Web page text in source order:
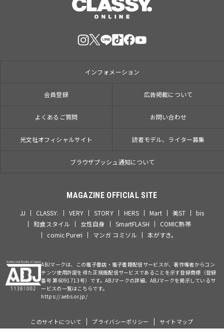
インフォメーション
会員登録 広告掲載について
よくあるご質問 お問い合わせ
光文社オフィシャルサイト 読者モデル、ライター募集
ブラウザプッシュ通知について
MAGAZINE OFFICIAL SITE
JJ CLASSY. VERY STORY HERS Mart 美ST
bis
和食スタイル
女性自身 SmartFLASH
COMIC熱帯
comic Pureri
マンガ コミソル 本がすき。
ABJマークは、この電子書店・電子書籍配信サービスが、著作権者からコン
テンツ使用許諾を得た正規版配信サービスであることを示す登録商標（登録
番号 第6091713号）です。ABJマークの詳細、ABJマークを掲示しているサ
ービスの一覧はこちらです。
https://aebs.or.jp/
このサイトについて プライバシーポリシー サイトマップ